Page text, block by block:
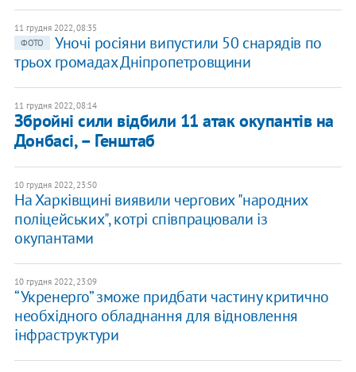
11 грудня 2022, 08:35
ФОТО
​Уночі росіяни випустили 50 снарядів по
трьох громадах Дніпропетровщини
11 грудня 2022, 08:14
​Збройні сили відбили 11 атак окупантів на
Донбасі, – Генштаб
10 грудня 2022, 23:50
На Харківщині виявили чергових "народних
поліцейських", котрі співпрацювали із
окупантами
10 грудня 2022, 23:09
“Укренерго” зможе придбати частину критично
необхідного обладнання для відновлення
інфраструктури